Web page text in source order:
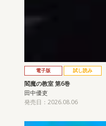
電子版 試し読み
閻魔の教室 第6巻
田中優吏
発売日：2026.08.06